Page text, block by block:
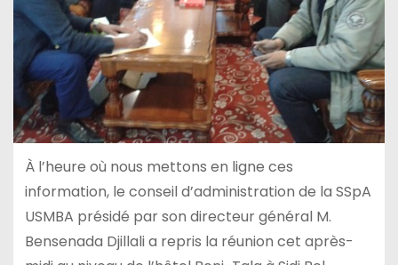
À l’heure où nous mettons en ligne ces
information, le conseil d’administration de la SSpA
USMBA présidé par son directeur général M.
Bensenada Djillali a repris la réunion cet après-